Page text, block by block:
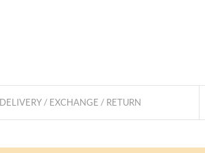
DELIVERY / EXCHANGE / RETURN